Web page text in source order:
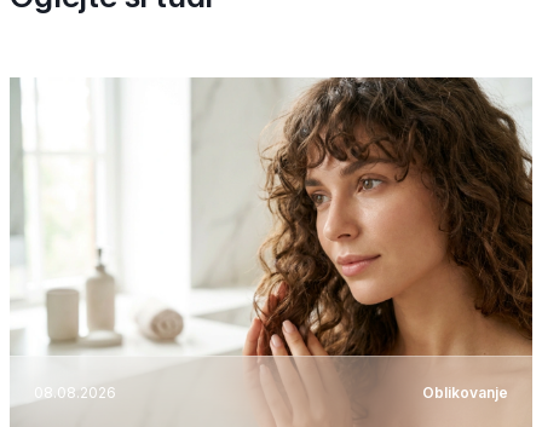
08.08.2026 Oblikovanje